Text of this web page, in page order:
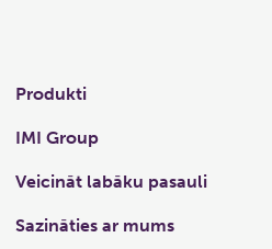
Produkti
IMI Group
Veicināt labāku pasauli
Sazināties ar mums